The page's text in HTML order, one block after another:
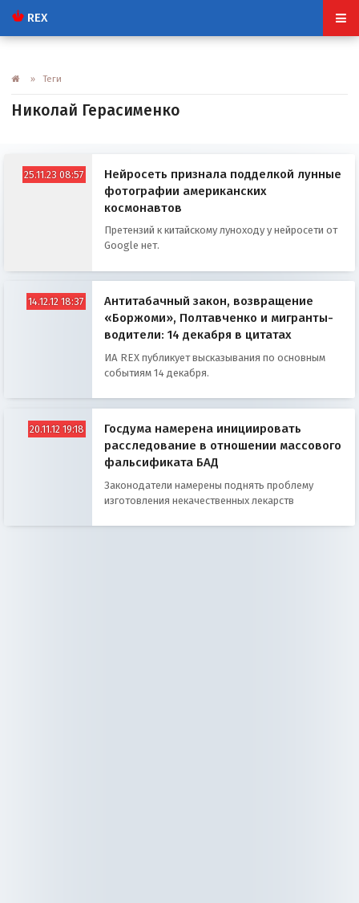
REX
» Теги
Николай Герасименко
25.11.23 08:57
Нейросеть признала подделкой лунные
фотографии американских
космонавтов
Претензий к китайскому луноходу у нейросети от
Google нет.
14.12.12 18:37
Антитабачный закон, возвращение
«Боржоми», Полтавченко и мигранты-
водители: 14 декабря в цитатах
ИА REX публикует высказывания по основным
событиям 14 декабря.
20.11.12 19:18
Госдума намерена инициировать
расследование в отношении массового
фальсификата БАД
Законодатели намерены поднять проблему
изготовления некачественных лекарств